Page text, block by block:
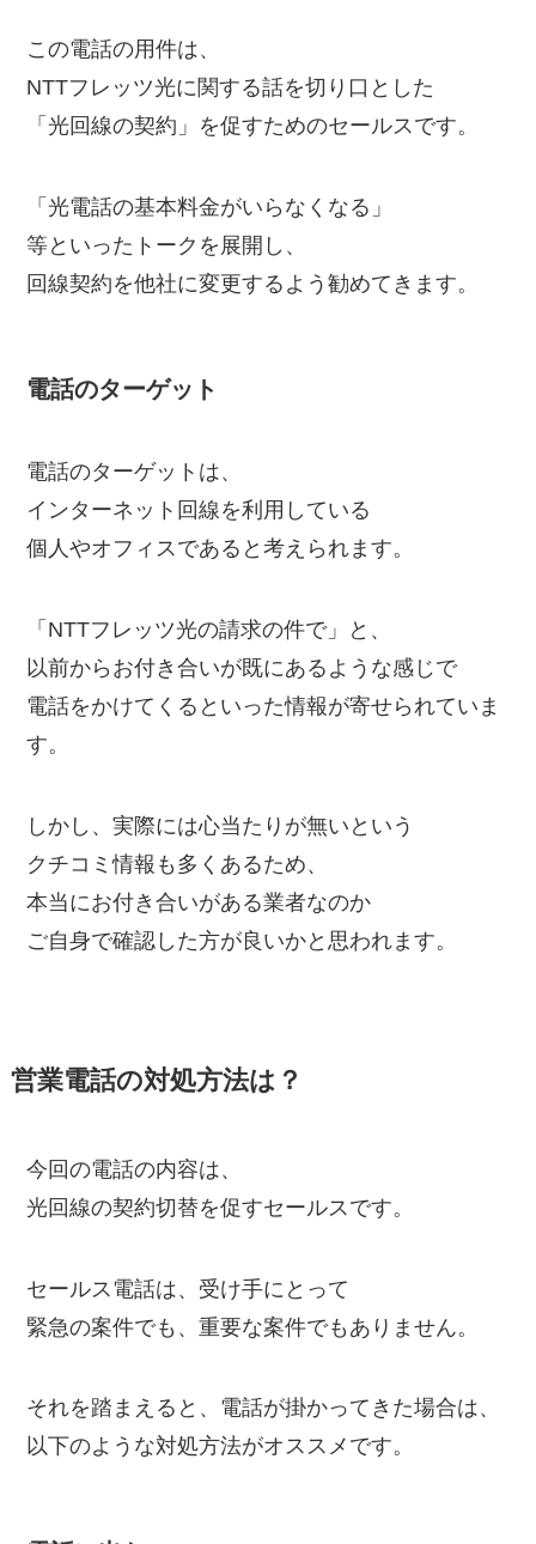
この電話の用件は、
NTTフレッツ光に関する話を切り口とした
「光回線の契約」を促すためのセールスです。
「光電話の基本料金がいらなくなる」
等といったトークを展開し、
回線契約を他社に変更するよう勧めてきます。
電話のターゲット
電話のターゲットは、
インターネット回線を利用している
個人やオフィスであると考えられます。
「NTTフレッツ光の請求の件で」と、
以前からお付き合いが既にあるような感じで
電話をかけてくるといった情報が寄せられていま
す。
しかし、実際には心当たりが無いという
クチコミ情報も多くあるため、
本当にお付き合いがある業者なのか
ご自身で確認した方が良いかと思われます。
営業電話の対処方法は？
今回の電話の内容は、
光回線の契約切替を促すセールスです。
セールス電話は、受け手にとって
緊急の案件でも、重要な案件でもありません。
それを踏まえると、電話が掛かってきた場合は、
以下のような対処方法がオススメです。